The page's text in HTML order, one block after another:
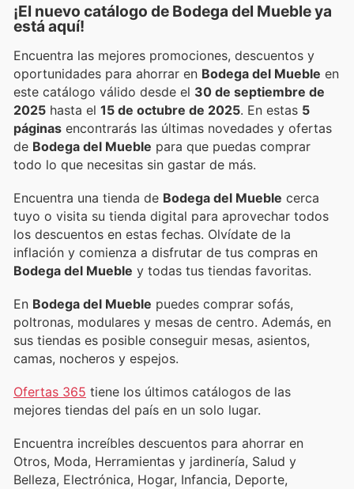
¡El nuevo catálogo de Bodega del Muebleya
está aquí!
Encuentra las mejores promociones, descuentos y
oportunidades para ahorrar en Bodega del Mueble en
este catálogo válido desde el 30 de septiembre de
2025 hasta el 15 de octubre de 2025 . En estas 5
páginas encontrarás las últimas novedades y ofertas
de Bodega del Mueble para que puedas comprar
todo lo que necesitas sin gastar de más.
Encuentra una tienda de Bodega del Mueble cerca
tuyo o visita su tienda digital para aprovechar todos
los descuentos en estas fechas. Olvídate de la
inflación y comienza a disfrutar de tus compras en
Bodega del Mueble y todas tus tiendas favoritas.
En Bodega del Mueble puedes comprar sofás,
poltronas, modulares y mesas de centro. Además, en
sus tiendas es posible conseguir mesas, asientos,
camas, nocheros y espejos.
Ofertas 365 tiene los últimos catálogos de las
mejores tiendas del país en un solo lugar.
Encuentra increíbles descuentos para ahorrar en
Otros, Moda, Herramientas y jardinería, Salud y
Belleza, Electrónica, Hogar, Infancia, Deporte,